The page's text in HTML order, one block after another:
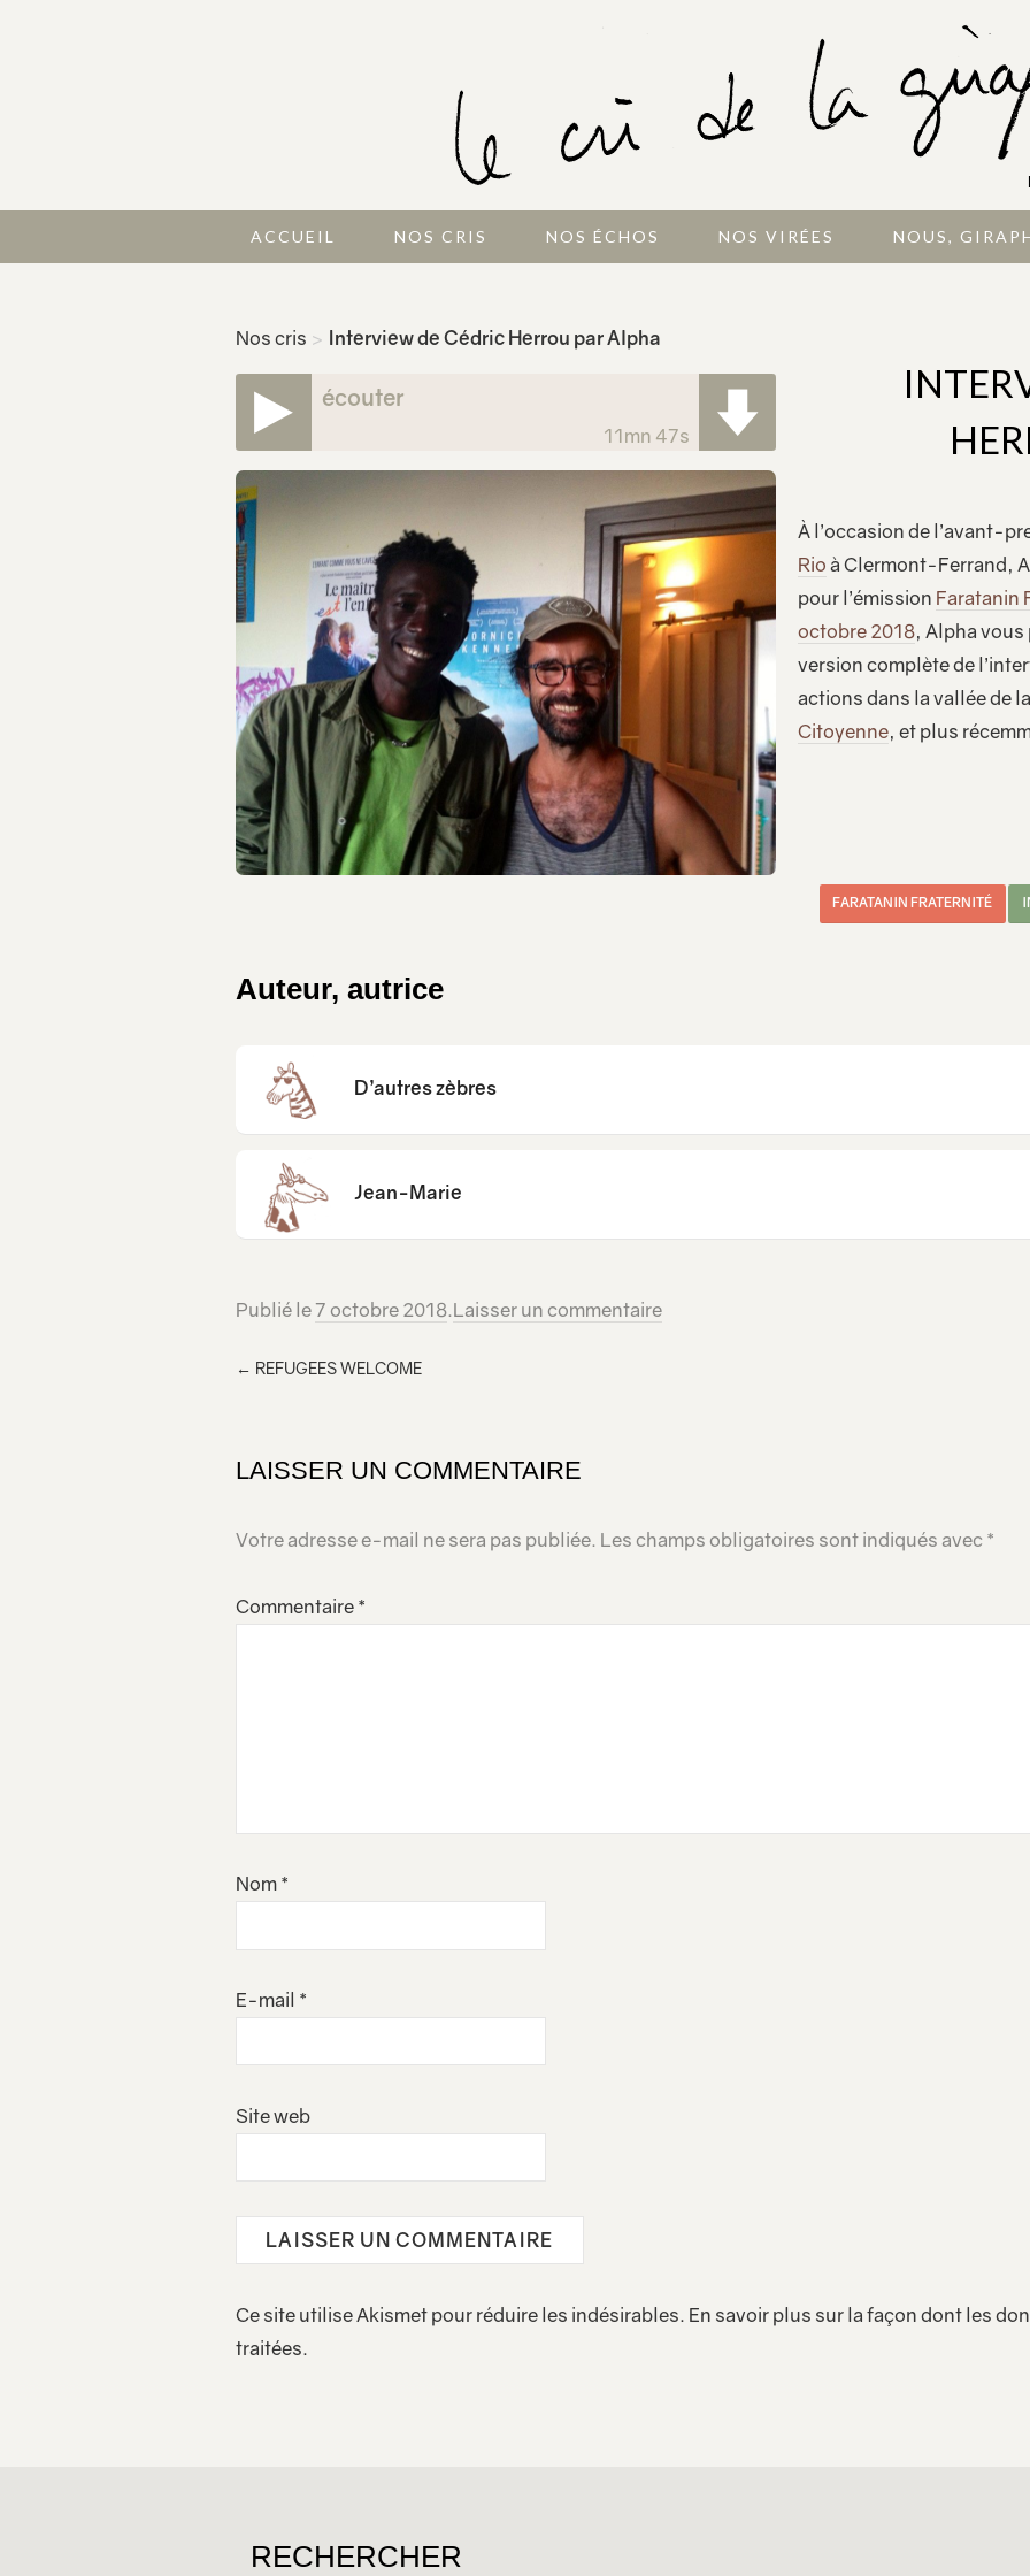
ACCUEIL NOS CRIS NOS ÉCHOS NOS VIRÉES NOUS,
Nos cris > Interview de Cédric Herrou par Alpha
écouter
11mn 47s
À l’occasion de l’avant-
Rio à Clermont-Ferrand,
pour l’émission Faratanin
octobre 2018, Alpha vous
version complète de
actions dans la vallée de
Citoyenne, et plus
FARATANIN FRATERNITÉ
Auteur, autrice
D’autres zèbres
Jean-Marie
Publié le 7 octobre 2018.Laisser un commentaire
← REFUGEES WELCOME
LAISSER UN COMMENTAIRE
Votre adresse e-mail ne sera pas publiée. Les champs obligatoires sont indiqués avec *
Commentaire *
Nom *
E-mail *
Site web
Ce site utilise Akismet pour réduire les indésirables. En savoir plus sur la façon dont les
traitées.
RECHERCHER